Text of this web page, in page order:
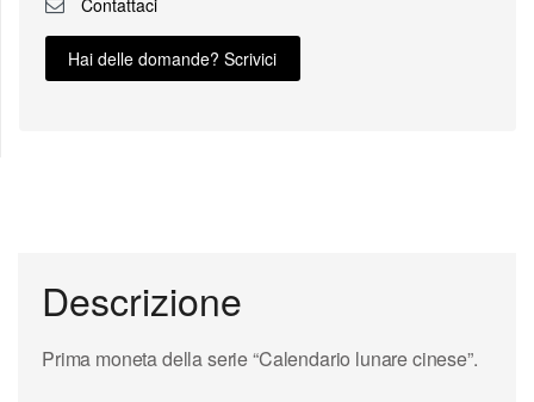
Contattaci
Hai delle domande? Scrivici
Descrizione
Prima moneta della serie “Calendario lunare cinese”.